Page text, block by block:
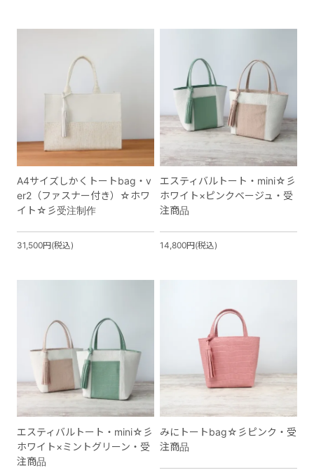
A4サイズしかくトートbag・v
er2（ファスナー付き）☆ホワ
イト☆彡受注制作
31,500円(税込)
エスティバルトート・mini☆彡
ホワイト×ピンクベージュ・受
注商品
14,800円(税込)
エスティバルトート・mini☆彡
ホワイト×ミントグリーン・受
注商品
みにトートbag☆彡ピンク・受
注商品